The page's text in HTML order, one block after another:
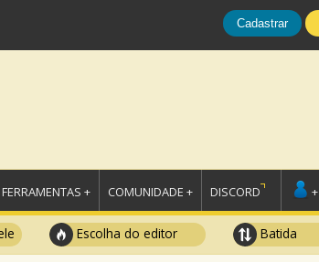
Cadastrar
FERRAMENTAS + COMUNIDADE + DISCORD +
Escolha do editor Batida